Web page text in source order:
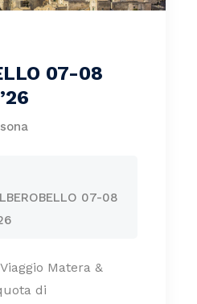
07-08
07-08
Matera &
di